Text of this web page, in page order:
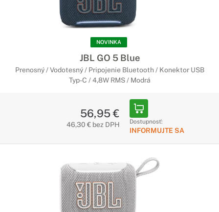
NOVINKA
JBL GO 5 Blue
Prenosný / Vodotesný / Pripojenie Bluetooth / Konektor USB
Typ-C / 4,8W RMS / Modrá
56,95 €
46,30 € bez DPH Dostupnosť:
INFORMUJTE SA